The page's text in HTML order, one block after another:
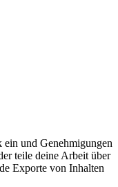
und Genehmigungen
teile deine Arbeit über
Exporte von Inhalten